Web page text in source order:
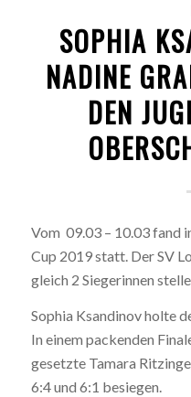
SOPHIA
NADINE
DEN
Vom 09.03 – 10.03 fand
Cup 2019 statt. Der SV
gleich 2 Siegerinnen
Sophia Ksandinov holte
In einem packenden
gesetzte Tamara
6:4 und 6:1 besiegen.